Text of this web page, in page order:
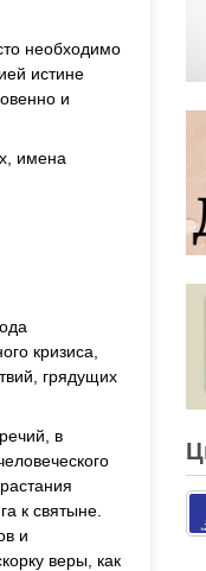
необходимо
истине
и
имена
кризиса,
грядущих
в
к святыне.
и
веры, как